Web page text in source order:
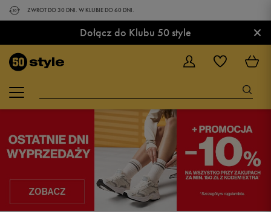
ZWROT DO 30 DNI. W KLUBIE DO 60 DNI.
Dołącz do Klubu 50 style ×